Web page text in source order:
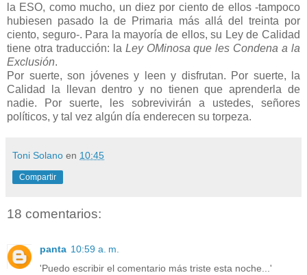
la ESO, como mucho, un diez por ciento de ellos -tampoco
hubiesen pasado la de Primaria más allá del treinta por
ciento, seguro-. Para la mayoría de ellos, su Ley de Calidad
tiene otra traducción: la Ley OMinosa que les Condena a la
Exclusión.
Por suerte, son jóvenes y leen y disfrutan. Por suerte, la
Calidad la llevan dentro y no tienen que aprenderla de
nadie. Por suerte, les sobrevivirán a ustedes, señores
políticos, y tal vez algún día enderecen su torpeza.
Toni Solano en 10:45
Compartir
18 comentarios:
panta 10:59 a. m.
'Puedo escribir el comentario más triste esta noche...'